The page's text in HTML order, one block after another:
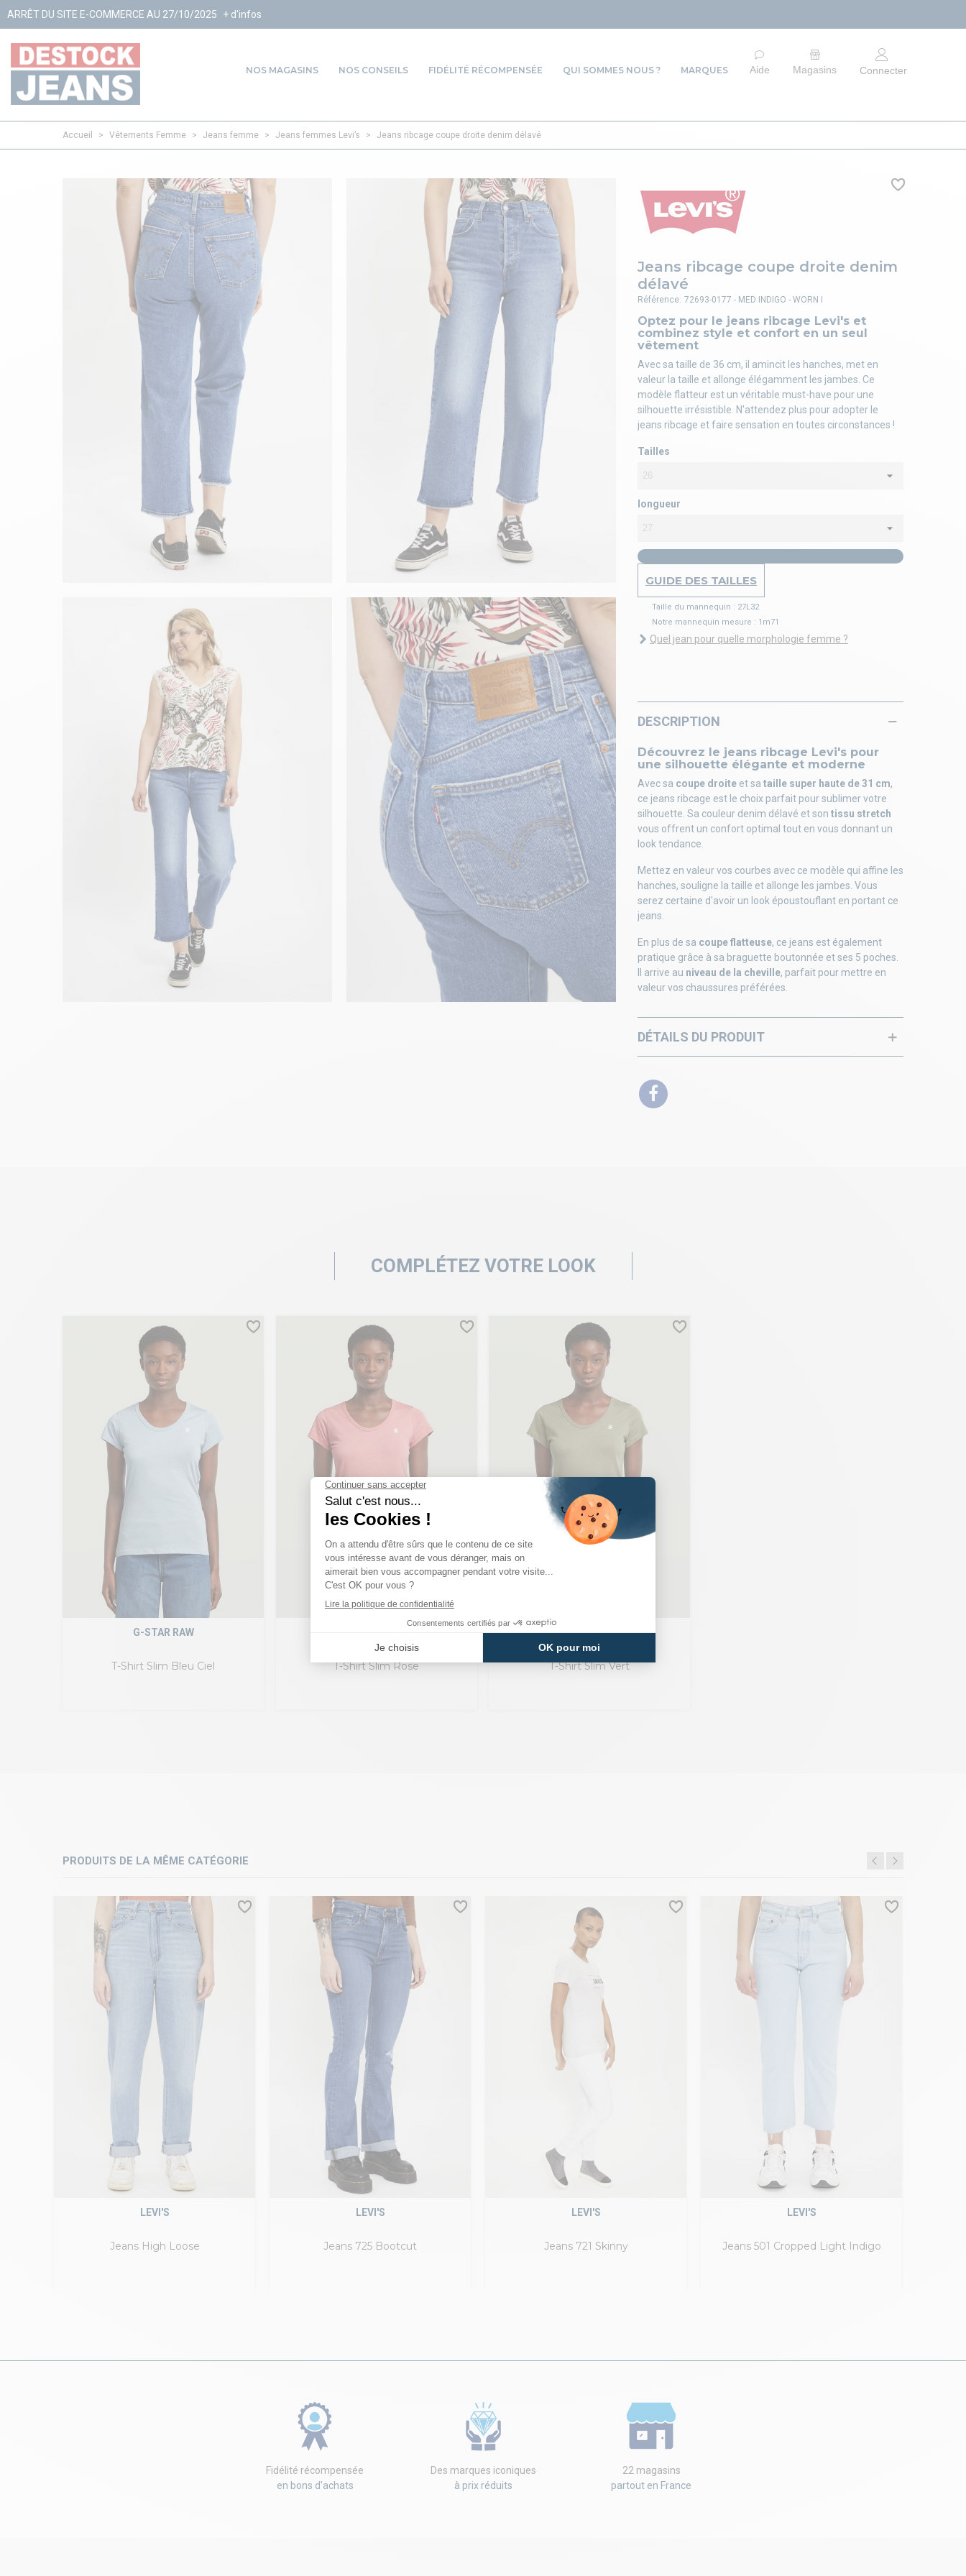
COMMERCE AU 27/10/2025 + d'infos
NOS MAGASINS NOS CONSEILS FIDÉLITÉ RÉCOMPENSÉE QUI SOMMES NOUS ? MARQUES Aide Magasins Connecter
Accueil > Vêtements Femme > Jeans femme > Jeans femmes Levi’s > Jeans ribcage coupe droite denim délavé
Jeans ribcage coupe droite denim
délavé
Optez pour le jeans ribcage Levi's et
combinez style et confort en un seul
vêtement
Avec sa taille de 36 cm, il amincit les hanches, met en
valeur la taille et allonge élégamment les jambes. Ce
modèle flatteur est un véritable must-have pour une
silhouette irrésistible. N'attendez plus pour adopter le
jeans ribcage et faire sensation en toutes circonstances !
Tailles
longueur
GUIDE DES TAILLES
Taille du mannequin : 27L32
Notre mannequin mesure : 1m71
Quel jean pour quelle morphologie femme ?
Référence: 72693-0177 - MED INDIGO - WORN I
DESCRIPTION
Découvrez le jeans ribcage Levi's pour
une silhouette élégante et moderne
Avec sa coupe droite et sa taille super haute de 31 cm,
ce jeans ribcage est le choix parfait pour sublimer votre
silhouette. Sa couleur denim délavé et son tissu stretch
vous offrent un confort optimal tout en vous donnant un
look tendance.
Mettez en valeur vos courbes avec ce modèle qui affine les
hanches, souligne la taille et allonge les jambes. Vous
serez certaine d'avoir un look époustouflant en portant ce
jeans.
En plus de sa coupe flatteuse, ce jeans est également
pratique grâce à sa braguette boutonnée et ses 5 poches.
Il arrive au niveau de la cheville, parfait pour mettre en
valeur vos chaussures préférées.
DÉTAILS DU PRODUIT
COMPLÉTEZ VOTRE LOOK
T-Shirt Slim Bleu Ciel
G-STAR RAW
T-Shirt Slim Rose T-Shirt Slim Vert
G-STAR RAW
PRODUITS DE LA MÊME CATÉGORIE
Jeans High Loose
LEVI'S
Jeans 725 Bootcut
LEVI'S
Jeans 721 Skinny
LEVI'S
Jeans 501 Cropped Light Indigo
LEVI'S
Fidélité récompensée
en bons d'achats
Des marques iconiques
à prix réduits
22 magasins
partout en France